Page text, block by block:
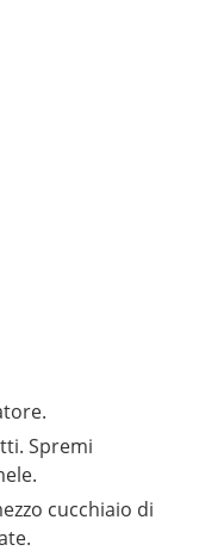
Spremi
cucchiaio di